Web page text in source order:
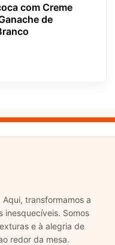
com Creme
de
transformamos a
inesquecíveis. Somos
e à alegria de
redor da mesa.